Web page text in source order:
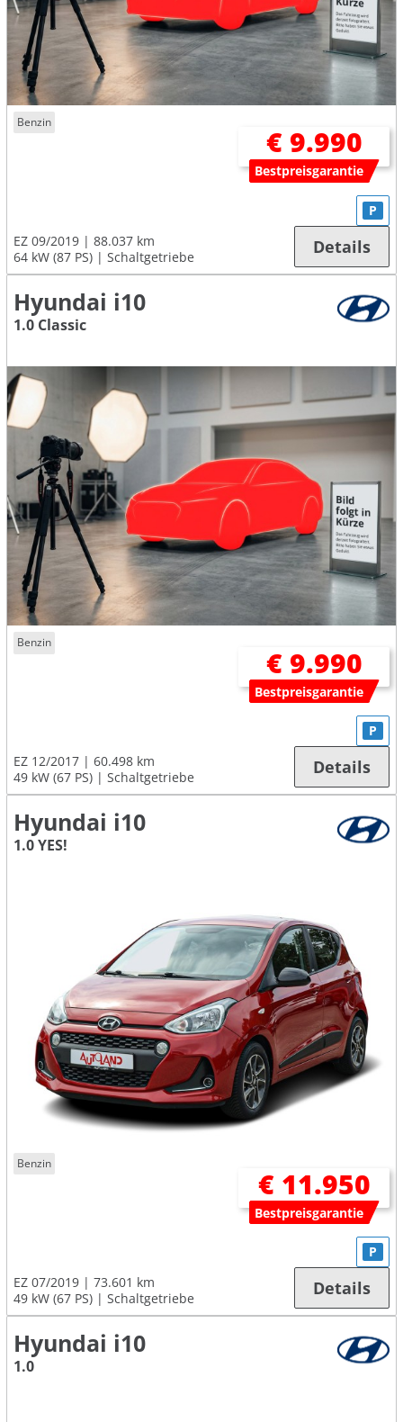
Benzin
€ 9.990
Bestpreisgarantie
EZ 09/2019
88.037 km
64 kW (87 PS)
Schaltgetriebe
P
Details
Hyundai i10
1.0 Classic
Benzin
€ 9.990
Bestpreisgarantie
EZ 12/2017
60.498 km
49 kW (67 PS)
Schaltgetriebe
P
Details
Hyundai i10
1.0 YES!
Benzin
€ 11.950
Bestpreisgarantie
EZ 07/2019
73.601 km
49 kW (67 PS)
Schaltgetriebe
P
Details
Hyundai i10
1.0